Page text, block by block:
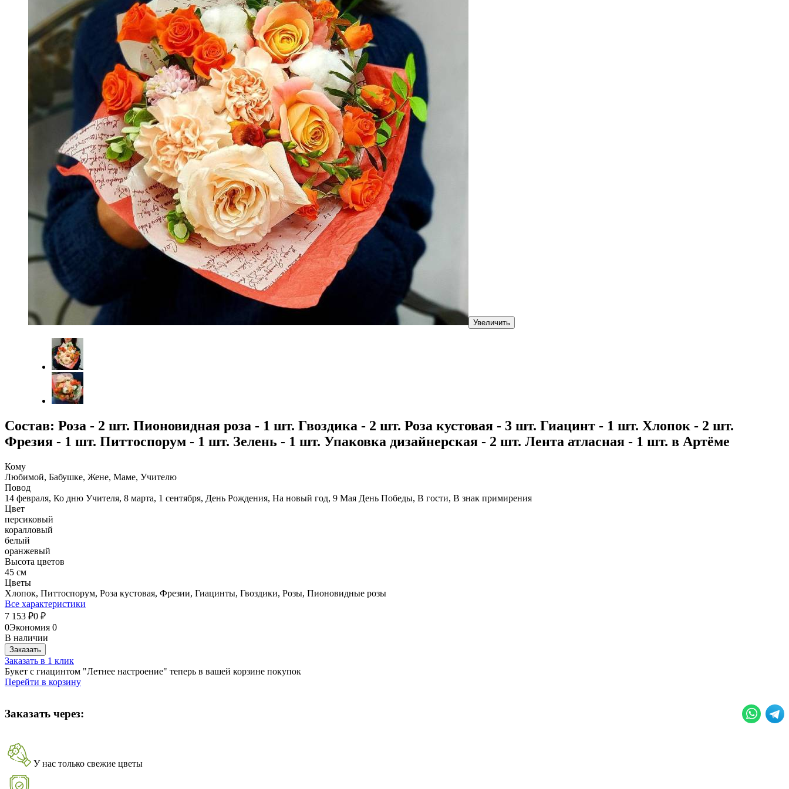
Увеличить
Состав: Роза - 2 шт. Пионовидная роза - 1 шт. Гвоздика - 2 шт. Роза кустовая - 3 шт. Гиацинт - 1 шт. Хлопок - 2 шт.
Фрезия - 1 шт. Питтоспорум - 1 шт. Зелень - 1 шт. Упаковка дизайнерская - 2 шт. Лента атласная - 1 шт. в Артёме
Кому
Любимой, Бабушке, Жене, Маме, Учителю
Повод
14 февраля, Ко дню Учителя, 8 марта, 1 сентября, День Рождения, На новый год, 9 Мая День Победы, В гости, В знак примирения
Цвет
персиковый
коралловый
белый
оранжевый
Высота цветов
45 см
Цветы
Хлопок, Питтоспорум, Роза кустовая, Фрезии, Гиацинты, Гвоздики, Розы, Пионовидные розы
Все характеристики
7 153 ₽0 ₽
0Экономия 0
В наличии
Заказать
Заказать в 1 клик
Букет с гиацинтом "Летнее настроение" теперь в вашей корзине покупок
Перейти в корзину
Заказать через:
У нас только свежие цветы